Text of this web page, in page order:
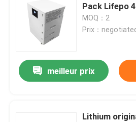
Pack Lifepo
MOQ：2
Prix：
meilleur prix
Lithium